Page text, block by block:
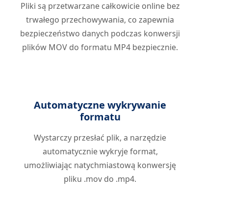
Pliki są przetwarzane całkowicie online bez
trwałego przechowywania, co zapewnia
bezpieczeństwo danych podczas konwersji
plików MOV do formatu MP4 bezpiecznie.
Automatyczne wykrywanie
formatu
Wystarczy przesłać plik, a narzędzie
automatycznie wykryje format,
umożliwiając natychmiastową konwersję
pliku .mov do .mp4.